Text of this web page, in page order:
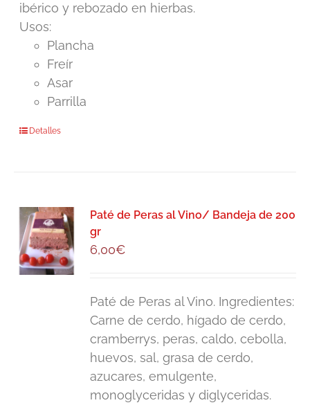
ibérico y rebozado en hierbas.
Usos:
Plancha
Freír
Asar
Parrilla
Detalles
Paté de Peras al Vino/ Bandeja de 200
gr
6,00€
Paté de Peras al Vino. Ingredientes:
Carne de cerdo, hígado de cerdo,
cramberrys, peras, caldo, cebolla,
huevos, sal, grasa de cerdo,
azucares, emulgente,
monoglyceridas y diglyceridas.